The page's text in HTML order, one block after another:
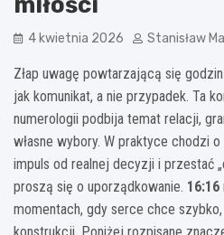
4 kwietnia 2026 Stanisław
Złap uwagę powtarzającą się
jak komunikat, a nie przypadek. Ta
numerologii podbija temat relacji,
własne wybory. W praktyce chodzi
impuls od realnej decyzji i przestać
proszą się o uporządkowanie. 16:16
momentach, gdy serce chce